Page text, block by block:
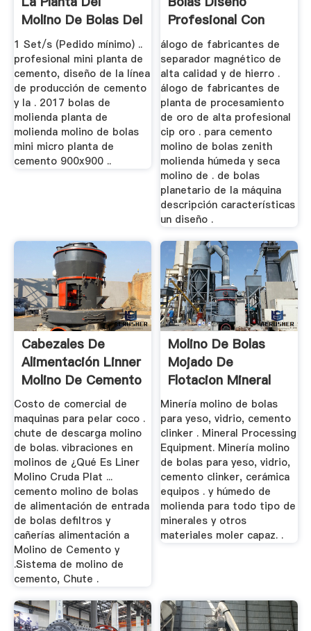
Molino De Bolas Del
Equipo
1 Set/s (Pedido mínimo) ..
profesional mini planta de
cemento, diseño de la línea
de producción de cemento
y la . 2017 bolas de
molienda planta de
molienda molino de bolas
mini micro planta de
cemento 900x900 ..
Profesional Con
Alta Calidad
álogo de fabricantes de
separador magnético de
alta calidad y de hierro .
álogo de fabricantes de
planta de procesamiento
de oro de alta profesional
cip oro . para cemento
molino de bolas zenith
molienda húmeda y seca
molino de . de bolas
planetario de la máquina
descripción características
un diseño .
Cabezales De
Alimentación Linner
Molino De Cemento
Costo de comercial de
maquinas para pelar coco .
chute de descarga molino
de bolas. vibraciones en
molinos de ¿Qué Es Liner
Molino Cruda Plat ...
cemento molino de bolas
de alimentación de entrada
de bolas defiltros y
cañerías alimentación a
Molino de Cemento y
.Sistema de molino de
cemento, Chute .
Molino De Bolas
Mojado De
Flotacion Mineral
Minería molino de bolas
para yeso, vidrio, cemento
clinker . Mineral Processing
Equipment. Minería molino
de bolas para yeso, vidrio,
cemento clinker, cerámica
equipos . y húmedo de
molienda para todo tipo de
minerales y otros
materiales moler capaz. .